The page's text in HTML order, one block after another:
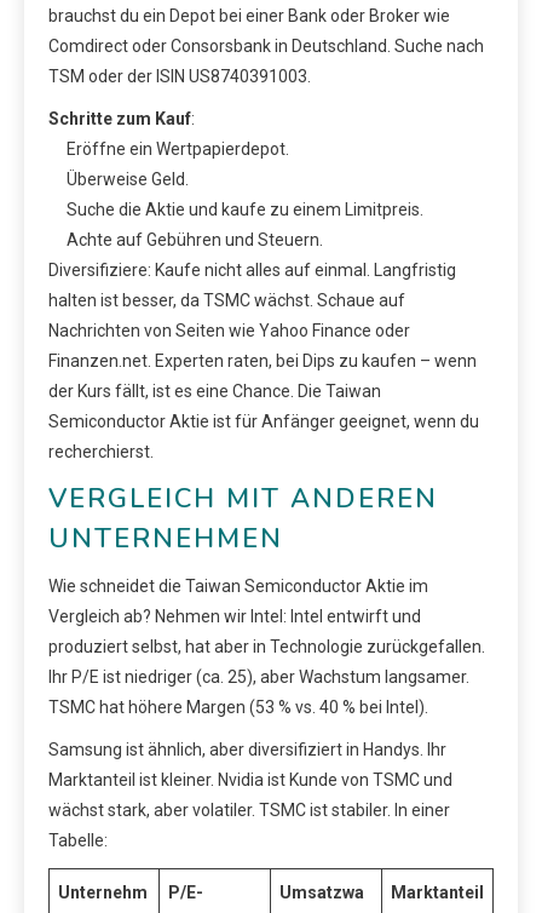
brauchst du ein Depot bei einer Bank oder Broker wie
Comdirect oder Consorsbank in Deutschland. Suche nach
TSM oder der ISIN US8740391003.
Schritte zum Kauf:
Eröffne ein Wertpapierdepot.
Überweise Geld.
Suche die Aktie und kaufe zu einem Limitpreis.
Achte auf Gebühren und Steuern.
Diversifiziere: Kaufe nicht alles auf einmal. Langfristig
halten ist besser, da TSMC wächst. Schaue auf
Nachrichten von Seiten wie Yahoo Finance oder
Finanzen.net. Experten raten, bei Dips zu kaufen – wenn
der Kurs fällt, ist es eine Chance. Die Taiwan
Semiconductor Aktie ist für Anfänger geeignet, wenn du
recherchierst.
VERGLEICH MIT ANDEREN
UNTERNEHMEN
Wie schneidet die Taiwan Semiconductor Aktie im
Vergleich ab? Nehmen wir Intel: Intel entwirft und
produziert selbst, hat aber in Technologie zurückgefallen.
Ihr P/E ist niedriger (ca. 25), aber Wachstum langsamer.
TSMC hat höhere Margen (53 % vs. 40 % bei Intel).
Samsung ist ähnlich, aber diversifiziert in Handys. Ihr
Marktanteil ist kleiner. Nvidia ist Kunde von TSMC und
wächst stark, aber volatiler. TSMC ist stabiler. In einer
Tabelle:
Unternehm
P/E-
Umsatzwa
Marktanteil